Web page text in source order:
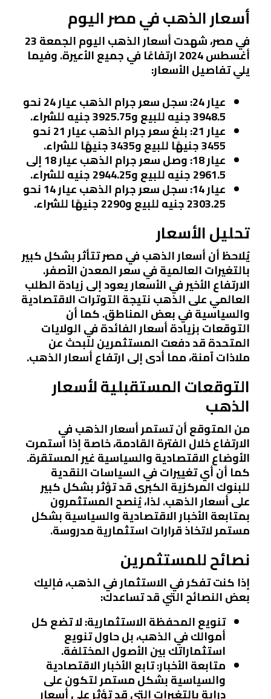
أسعار الذهب في مصر اليوم
في مصر، شهدت أسعار الذهب اليوم الجمعة 23
أغسطس 2024 ارتفاعًا في جميع الأعيرة. وفيما
يلي تفاصيل الأسعار:
عيار 24
: سجل سعر جرام الذهب عيار 24 نحو
3948.5 جنيه للبيع و3925.75 جنيه للشراء.
عيار 21 : بلغ سعر جرام الذهب عيار 21 نحو
3455 جنيهًا للبيع و3435 جنيهًا للشراء.
عيار 18 : وصل سعر جرام الذهب عيار 18 إلى
2961.5 جنيه للبيع و2944.25 جنيه للشراء.
عيار 14 : سجل سعر جرام الذهب عيار 14 نحو
2303.25 جنيه للبيع و2290 جنيهًا للشراء.
تحليل الأسعار
يُلاحظ أن أسعار الذهب في مصر تتأثر بشكل كبير
بالتغيرات العالمية في سعر المعدن الأصفر.
الارتفاع الأخير في الأسعار يعود إلى زيادة الطلب
العالمي على الذهب نتيجة التوترات الاقتصادية
والسياسية في بعض المناطق. كما أن
التوقعات بزيادة أسعار الفائدة في الولايات
المتحدة قد دفعت المستثمرين للبحث عن
ملاذات آمنة، مما أدى إلى ارتفاع أسعار الذهب.
التوقعات المستقبلية لأسعار
الذهب
من المتوقع أن تستمر أسعار الذهب في
الارتفاع خلال الفترة القادمة، خاصة إذا استمرت
الأوضاع الاقتصادية والسياسية غير المستقرة.
كما أن أي تغييرات في السياسات النقدية
للبنوك المركزية الكبرى قد تؤثر بشكل كبير
على أسعار الذهب. لذا، يُنصح المستثمرون
بمتابعة الأخبار الاقتصادية والسياسية بشكل
مستمر لاتخاذ قرارات استثمارية مدروسة.
نصائح للمستثمرين
إذا كنت تفكر في الاستثمار في الذهب، فإليك
بعض النصائح التي قد تساعدك:
تنويع المحفظة الاستثمارية: لا تضع كل
أموالك في الذهب، بل حاول تنويع
استثماراتك بين الأصول المختلفة.
متابعة الأخبار: تابع الأخبار الاقتصادية
والسياسية بشكل مستمر لتكون على
دراية بالتغيرات التي قد تؤثر على أسعار